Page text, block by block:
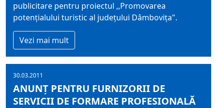
publicitare pentru proiectul ,,Promovarea
potenţialului turistic al judeţului Dâmboviţa".
Vezi mai mult
30.03.2011
ANUNŢ PENTRU FURNIZORII DE
SERVICII DE FORMARE PROFESIONALĂ